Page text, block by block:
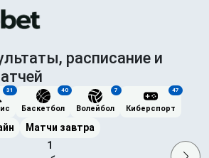
расписание и
31 40
Баскетбол
7
Волейбол
47
Киберспорт
Матчи завтра
1